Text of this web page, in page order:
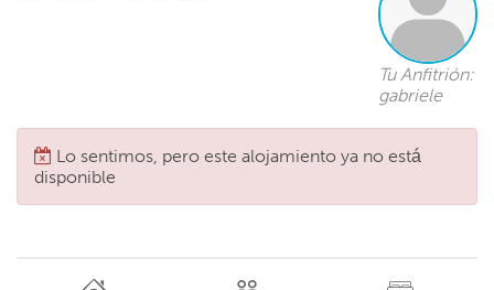
Tu Anfitrión:
gabriele
Lo sentimos, pero este alojamiento ya no está
disponible